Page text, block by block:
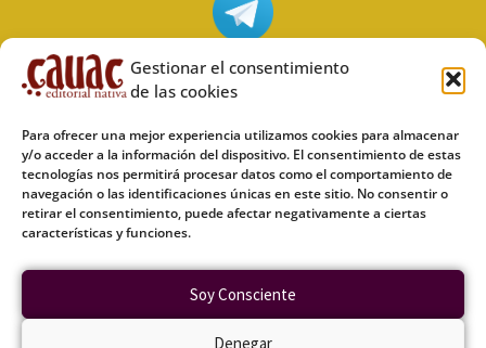
Gestionar el consentimiento
de las cookies
Para ofrecer una mejor experiencia utilizamos cookies para almacenar
y/o acceder a la información del dispositivo. El consentimiento de estas
tecnologías nos permitirá procesar datos como el comportamiento de
navegación o las identificaciones únicas en este sitio. No consentir o
retirar el consentimiento, puede afectar negativamente a ciertas
características y funciones.
Soy Consciente
Denegar
Síguenos en Telegram
Síguenos en Odysee
Política de privacidad